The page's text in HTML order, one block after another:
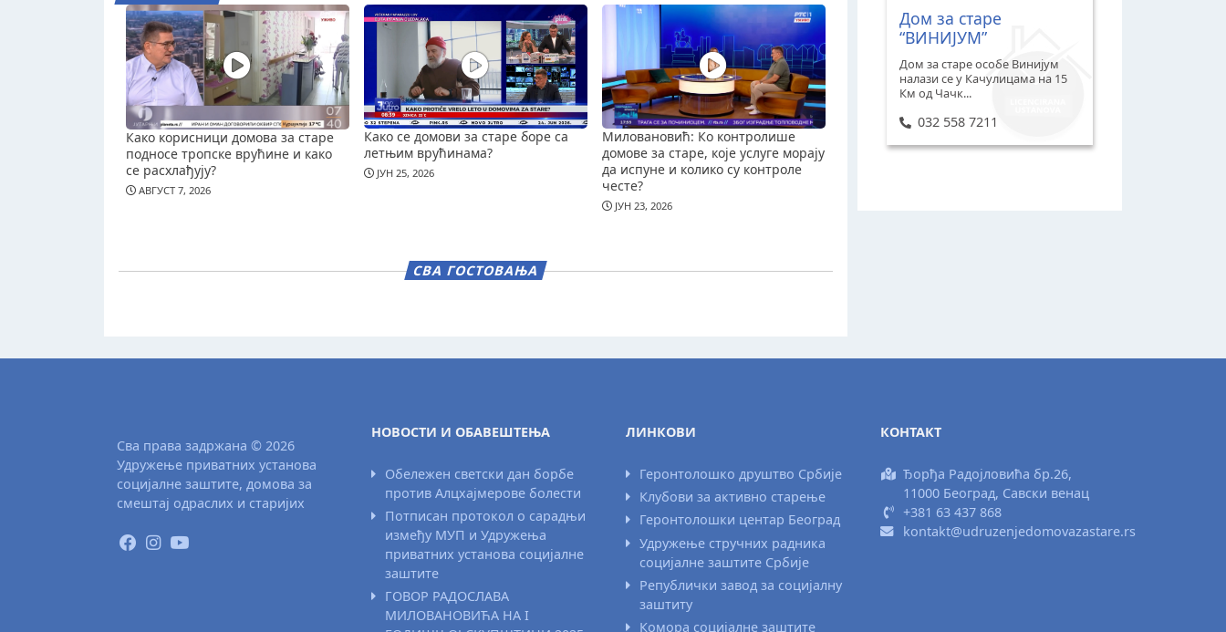
Како корисници домова за старе
подносе тропске врућине и како
се расхлађују?
АВГУСТ 7, 2026
Како се домови за старе боре са
летњим врућинама?
ЈУН 25, 2026
Миловановић: Ко контролише
домове за старе, које услуге морају
да испуне и колико су контроле
честе?
ЈУН 23, 2026
СВА ГОСТОВАЊА
Дом за старе
“ВИНИЈУМ”
Дом за старе особе Винијум
налази се у Качулицама на 15
Км од Чачк...
032 558 7211
Сва права задржана © 2026
Удружење приватних установа
социјалне заштите, домова за
смештај одраслих и старијих
НОВОСТИ И ОБАВЕШТЕЊА
Обележен светски дан борбе
против Алцхајмерове болести
Потписан протокол о сарадњи
између МУП и Удружења
приватних установа социјалне
заштите
ГОВОР РАДОСЛАВА
МИЛОВАНОВИЋА НА I
ЛИНКОВИ
Геронтолошко друштво Србије
Клубови за активно старење
Геронтолошки центар Београд
Удружење стручних радника
социјалне заштите Србије
Републички завод за социјалну
заштиту
Комора социјалне заштите
КОНТАКТ
Ђорђа Радојловића бр.26,
11000 Београд, Савски венац
+381 63 437 868
kontakt@udruzenjedomovazastare.rs